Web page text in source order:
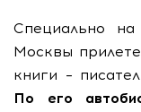
Специально
Москвы
книги –
По его